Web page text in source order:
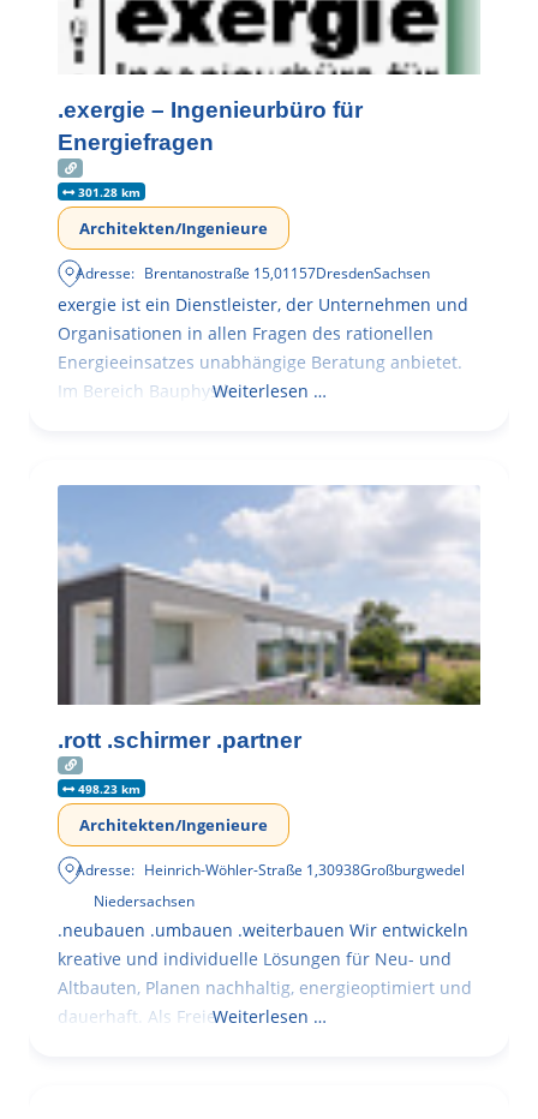
.exergie – Ingenieurbüro für
Energiefragen
301.28 km
Architekten/Ingenieure
Adresse: Brentanostraße 15,01157DresdenSachsen
exergie ist ein Dienstleister, der Unternehmen und
Organisationen in allen Fragen des rationellen
Energieeinsatzes unabhängige Beratung anbietet.
Im Bereich BauphysikWeiterlesen …
.rott .schirmer .partner
498.23 km
Architekten/Ingenieure
Adresse: Heinrich-Wöhler-Straße 1,30938Großburgwedel
Niedersachsen
.neubauen .umbauen .weiterbauen Wir entwickeln
kreative und individuelle Lösungen für Neu- und
Altbauten, Planen nachhaltig, energieoptimiert und
dauerhaft. Als FreieWeiterlesen …